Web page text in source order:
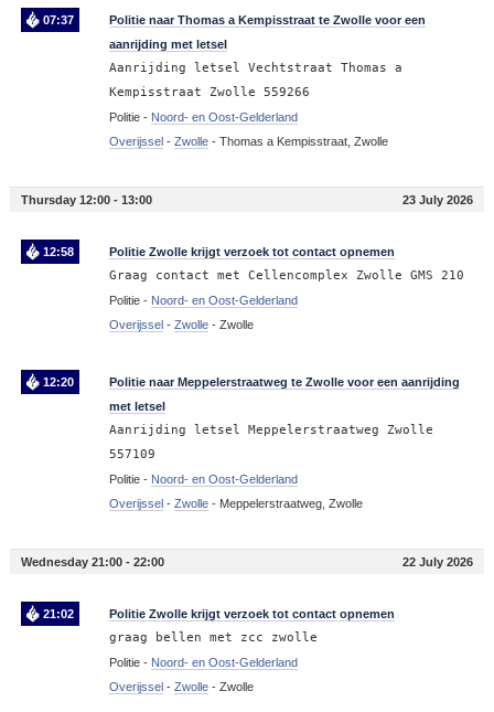
07:37
Politie naar Thomas a Kempisstraat te Zwolle voor een
aanrijding met letsel
Aanrijding letsel Vechtstraat Thomas a
Kempisstraat Zwolle 559266
Politie - Noord- en Oost-Gelderland
Overijssel- Zwolle- Thomas a Kempisstraat, Zwolle
Thursday 12:00 - 13:00 23 July 2026
12:58 Politie Zwolle krijgt verzoek tot contact opnemen
Graag contact met Cellencomplex Zwolle GMS 210
Politie - Noord- en Oost-Gelderland
Overijssel- Zwolle- Zwolle
12:20
Politie naar Meppelerstraatweg te Zwolle voor een aanrijding
met letsel
Aanrijding letsel Meppelerstraatweg Zwolle
557109
Politie - Noord- en Oost-Gelderland
Overijssel- Zwolle- Meppelerstraatweg, Zwolle
Wednesday 21:00 - 22:00 22 July 2026
21:02 Politie Zwolle krijgt verzoek tot contact opnemen
graag bellen met zcc zwolle
Politie - Noord- en Oost-Gelderland
Overijssel- Zwolle- Zwolle